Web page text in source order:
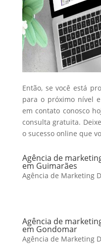
Então, se você está
para o próximo nível
em contato conosco
consulta gratuita.
o sucesso online que
Agência de
em Guimarães
Agência de Marketing
Agência de
em Gondomar
Agência de Marketing